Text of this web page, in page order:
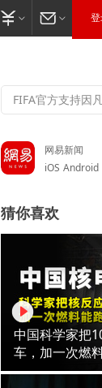
网易新闻
iOS Android
猜你喜欢
中国科学家把
车，加一次燃